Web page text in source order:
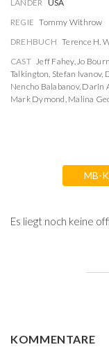
LÄNDER USA
REGIE Tommy Withrow
DREHBUCH Terence H.
CAST Jeff Fahey,Jo
Talkington, Stefan Ivanov,
Nencho Balabanov, Darin
Mark Dymond, Malina
MB-
Es liegt noch keine
KOMMENTARE